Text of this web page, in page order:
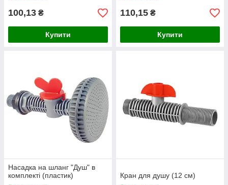
100,13 ₴
Купити
110,15 ₴
Купити
Насадка на шланг "Душ" в
комплекті (пластик)
Кран для душу (12 см)